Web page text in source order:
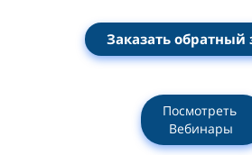
Заказать обратный
Посмотреть
Вебинары